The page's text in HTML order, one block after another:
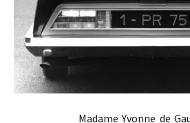
Madame Yvonne de